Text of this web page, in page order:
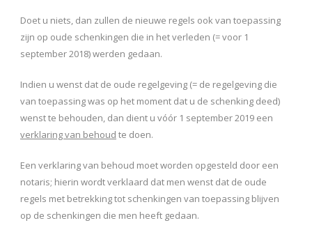
Doet u niets, dan zullen de nieuwe regels ook van toepassing
zijn op oude schenkingen die in het verleden (= voor 1
september 2018) werden gedaan.
Indien u wenst dat de oude regelgeving (= de regelgeving die
van toepassing was op het moment dat u de schenking deed)
wenst te behouden, dan dient u vóór 1 september 2019 een
verklaring van behoud te doen.
Een verklaring van behoud moet worden opgesteld door een
notaris; hierin wordt verklaard dat men wenst dat de oude
regels met betrekking tot schenkingen van toepassing blijven
op de schenkingen die men heeft gedaan.